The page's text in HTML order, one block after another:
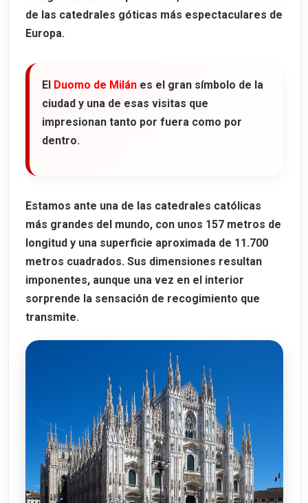
de las catedrales góticas más espectaculares de
Europa.
El Duomo de Milán es el gran símbolo de la
ciudad y una de esas visitas que
impresionan tanto por fuera como por
dentro.
Estamos ante una de las catedrales católicas
más grandes del mundo, con unos 157 metros de
longitud y una superficie aproximada de 11.700
metros cuadrados. Sus dimensiones resultan
imponentes, aunque una vez en el interior
sorprende la sensación de recogimiento que
transmite.